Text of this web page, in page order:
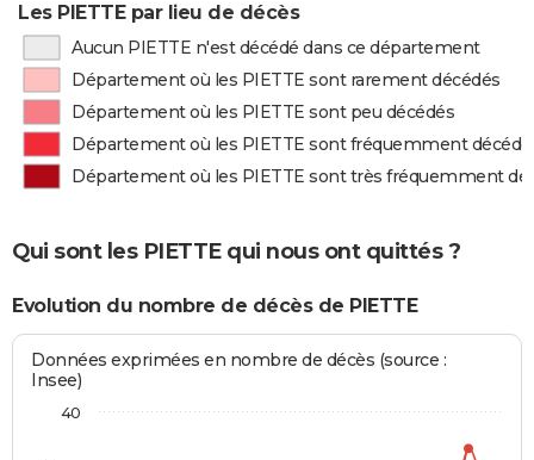
Les PIETTE par lieu de décès
Aucun PIETTE n'est décédé dans ce département
Département où les PIETTE sont rarement décédés
Département où les PIETTE sont peu décédés
Département où les PIETTE sont fréquemment
Département où les PIETTE sont très fréquemment
Qui sont les PIETTE qui nous ont quittés ?
Evolution du nombre de décès de PIETTE
Données exprimées en nombre de décès (source :
Insee)
40